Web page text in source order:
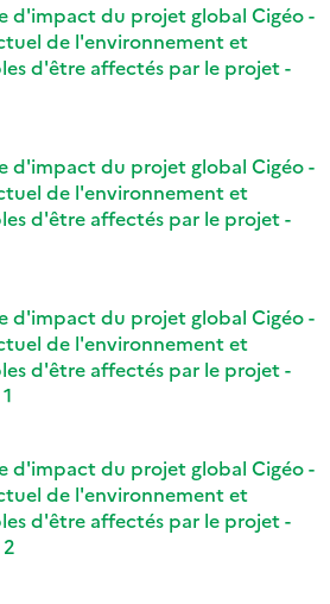
d'impact du projet global Cigéo -
de l'environnement et
d'être affectés par le projet -
d'impact du projet global Cigéo -
de l'environnement et
d'être affectés par le projet -
d'impact du projet global Cigéo -
de l'environnement et
d'être affectés par le projet -
d'impact du projet global Cigéo -
de l'environnement et
d'être affectés par le projet -